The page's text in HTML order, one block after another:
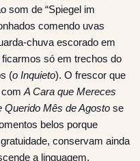
som de “Spiegel im
comendo uvas
chuva escorado em
só em trechos do
(o Inquieto). O frescor que
A Cara que Mereces
Querido Mês de Agosto se
belos porque
conservam ainda
a linguagem.